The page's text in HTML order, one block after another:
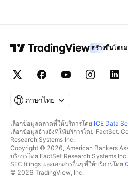
สร้างขึ้นโดย
ภาษาไทย
เลือกข้อมูลตลาดที่ให้บริการโดย ICE Data
เลือกข้อมูลอ้างอิงที่ให้บริการโดย FactSet.
Research Systems Inc.
Copyright © 2026, American Bankers
บริการโดย FactSet Research Systems
SEC filings และเอกสารอื่นๆ ที่ให้บริการโดย
© 2026 TradingView, Inc.